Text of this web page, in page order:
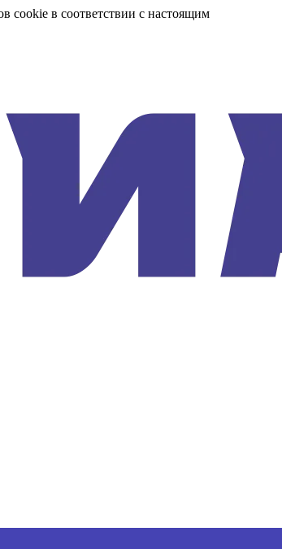
cookie в соответствии с настоящим